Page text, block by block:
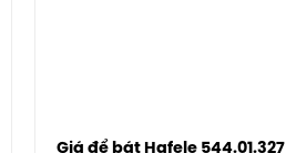
Giá để bát Hafele 544.01.327